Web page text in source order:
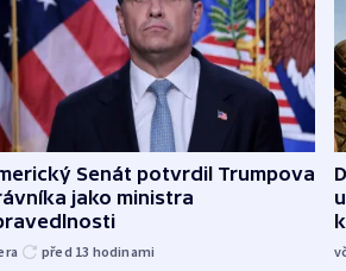
Senát potvrdil Trumpova
jako ministra
před 13 hodinami